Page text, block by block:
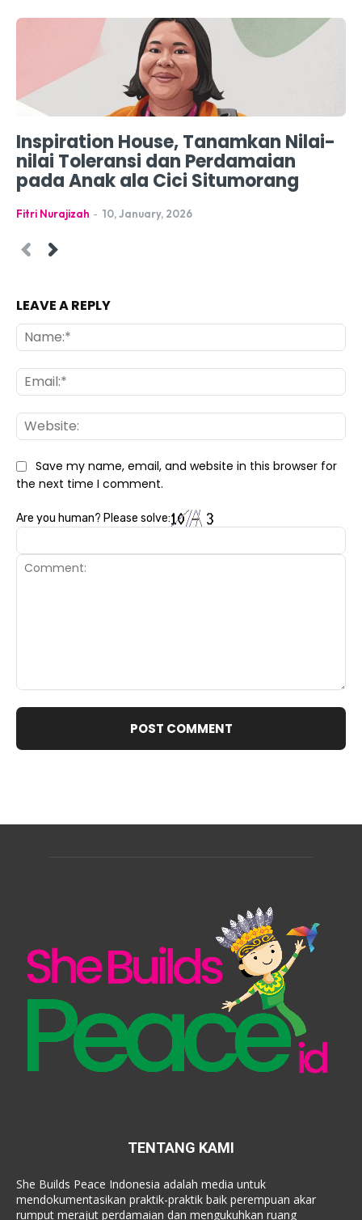
Inspiration House, Tanamkan Nilai-
nilai Toleransi dan Perdamaian
pada Anak ala Cici Situmorang
Fitri Nurajizah - 10, January, 2026
LEAVE A REPLY
Save my name, email, and website in this browser for
the next time I comment.
Are you human? Please solve:
TENTANG KAMI
She Builds Peace Indonesia adalah media untuk
mendokumentasikan praktik-praktik baik perempuan akar
rumput merajut perdamaian dan mengukuhkan ruang